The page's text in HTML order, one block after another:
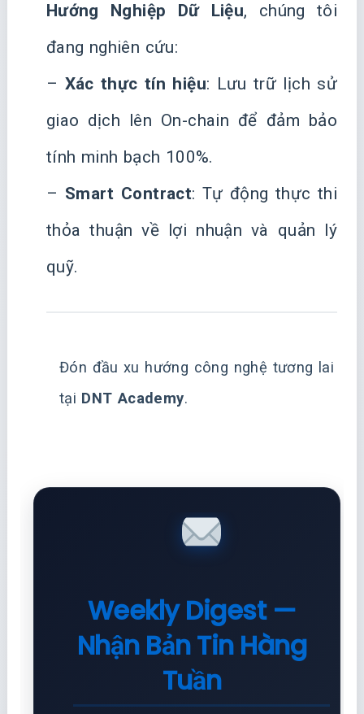
Hướng Nghiệp Dữ Liệu, chúng tôi
đang nghiên cứu:
– Xác thực tín hiệu: Lưu trữ lịch sử
giao dịch lên On-chain để đảm bảo
tính minh bạch 100%.
– Smart Contract: Tự động thực thi
thỏa thuận về lợi nhuận và quản lý
quỹ.
Đón đầu xu hướng công nghệ tương lai
tại DNT Academy.
Weekly Digest —
Nhận Bản Tin Hàng
Tuần